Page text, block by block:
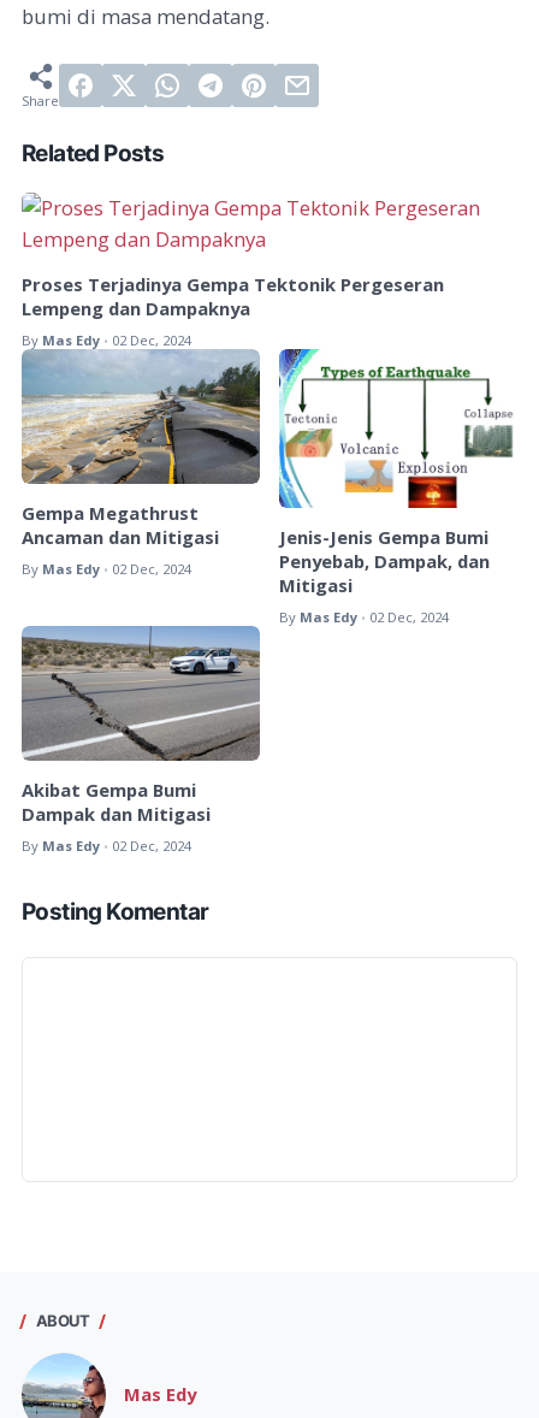
bumi di masa mendatang.
Related Posts
Proses Terjadinya Gempa Tektonik Pergeseran
Lempeng dan Dampaknya
By Mas Edy • 02 Dec, 2024
Gempa Megathrust
Ancaman dan Mitigasi
By Mas Edy • 02 Dec, 2024
Jenis-Jenis Gempa Bumi
Penyebab, Dampak, dan
Mitigasi
By Mas Edy • 02 Dec, 2024
Akibat Gempa Bumi
Dampak dan Mitigasi
By Mas Edy • 02 Dec, 2024
Posting Komentar
ABOUT
Mas Edy